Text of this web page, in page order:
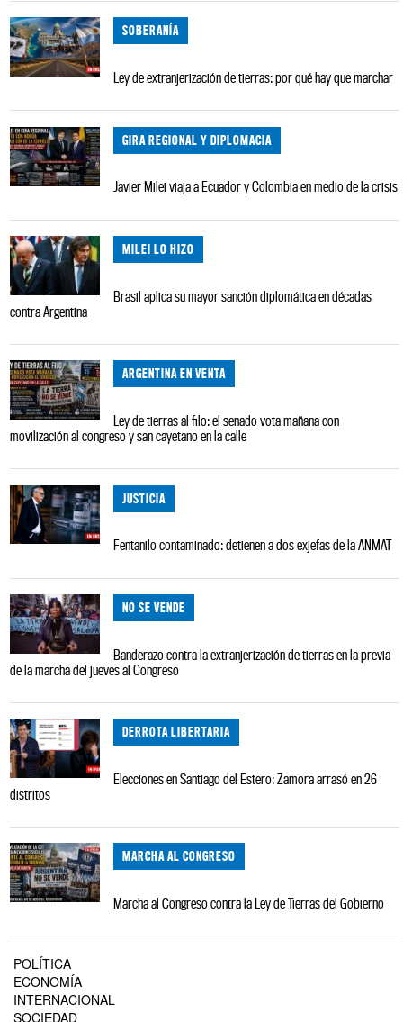
SOBERANÍA
Ley de extranjerización de tierras: por qué hay que marchar
GIRA REGIONAL Y DIPLOMACIA
Javier Milei viaja a Ecuador y Colombia en medio de la crisis
MILEI LO HIZO
Brasil aplica su mayor sanción diplomática en décadas
contra Argentina
ARGENTINA EN VENTA
Ley de tierras al filo: el senado vota mañana con
movilización al congreso y san cayetano en la calle
JUSTICIA
Fentanilo contaminado: detienen a dos exjefas de la ANMAT
NO SE VENDE
Banderazo contra la extranjerización de tierras en la previa
de la marcha del jueves al Congreso
DERROTA LIBERTARIA
Elecciones en Santiago del Estero: Zamora arrasó en 26
distritos
MARCHA AL CONGRESO
Marcha al Congreso contra la Ley de Tierras del Gobierno
POLÍTICA
ECONOMÍA
INTERNACIONAL
SOCIEDAD